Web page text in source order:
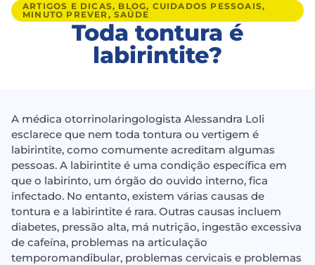
ARTIGOS E DICAS, BLOG, CUIDADOS PESSOAIS,
MINUTO PREVER,SAÚDE
Toda tontura é
labirintite?
A médica otorrinolaringologista Alessandra Loli
esclarece que nem toda tontura ou vertigem é
labirintite, como comumente acreditam algumas
pessoas. A labirintite é uma condição específica em
que o labirinto, um órgão do ouvido interno, fica
infectado. No entanto, existem várias causas de
tontura e a labirintite é rara. Outras causas incluem
diabetes, pressão alta, má nutrição, ingestão excessiva
de cafeína, problemas na articulação
temporomandibular, problemas cervicais e problemas